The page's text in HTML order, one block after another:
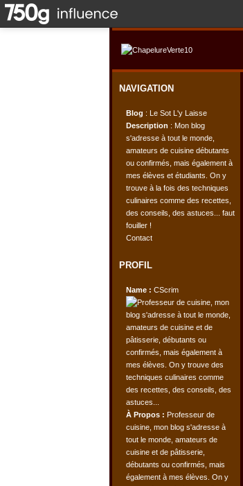
NAVIGATION
Blog : Le Sot L'y Laisse
Description : Mon blog
s'adresse à tout le monde,
amateurs de cuisine débutants
ou confirmés, mais également à
mes élèves et étudiants. On y
trouve à la fois des techniques
culinaires comme des recettes,
des conseils, des astuces... faut
fouiller !
Contact
PROFIL
Name : CScrim
À Propos : Professeur de
cuisine, mon blog s'adresse à
tout le monde, amateurs de
cuisine et de pâtisserie,
débutants ou confirmés, mais
également à mes élèves. On y